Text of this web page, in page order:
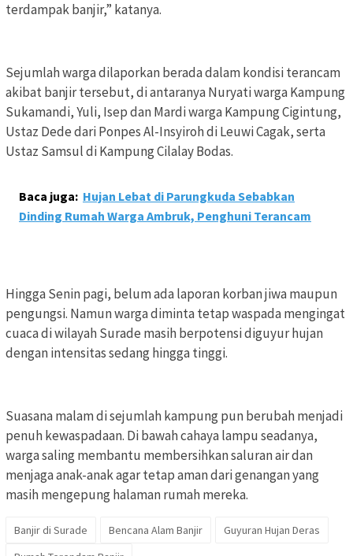
terdampak banjir,” katanya.
Sejumlah warga dilaporkan berada dalam kondisi terancam
akibat banjir tersebut, di antaranya Nuryati warga Kampung
Sukamandi, Yuli, Isep dan Mardi warga Kampung Cigintung,
Ustaz Dede dari Ponpes Al-Insyiroh di Leuwi Cagak, serta
Ustaz Samsul di Kampung Cilalay Bodas.
Baca juga: Hujan Lebat di Parungkuda Sebabkan
Dinding Rumah Warga Ambruk, Penghuni Terancam
Hingga Senin pagi, belum ada laporan korban jiwa maupun
pengungsi. Namun warga diminta tetap waspada mengingat
cuaca di wilayah Surade masih berpotensi diguyur hujan
dengan intensitas sedang hingga tinggi.
Suasana malam di sejumlah kampung pun berubah menjadi
penuh kewaspadaan. Di bawah cahaya lampu seadanya,
warga saling membantu membersihkan saluran air dan
menjaga anak-anak agar tetap aman dari genangan yang
masih mengepung halaman rumah mereka.
Banjir di Surade Bencana Alam Banjir
Guyuran Hujan Deras